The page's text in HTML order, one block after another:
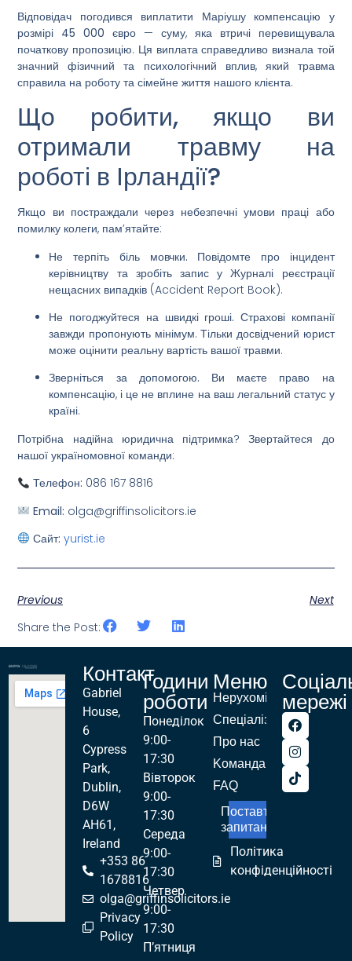
Відповідач погодився виплатити Маріушу компенсацію у
розмірі 45 000 євро — суму, яка втричі перевищувала
початкову пропозицію. Ця виплата справедливо визнала той
значний фізичний та психологічний вплив, який травма
справила на роботу та сімейне життя нашого клієнта.
Що робити, якщо ви
отримали травму на
роботі в Ірландії?
Якщо ви постраждали через небезпечні умови праці або
помилку колеги, пам’ятайте:
Не терпіть біль мовчки. Повідомте про інцидент
керівництву та зробіть запис у Журналі реєстрації
нещасних випадків (Accident Report Book).
Не погоджуйтеся на швидкі гроші. Страхові компанії
завжди пропонують мінімум. Тільки досвідчений юрист
може оцінити реальну вартість вашої травми.
Зверніться за допомогою. Ви маєте право на
компенсацію, і це не вплине на ваш легальний статус у
країні.
Потрібна надійна юридична підтримка? Звертайтеся до
нашої україномовної команди:
Телефон: 086 167 8816
Email: olga@griffinsolicitors.ie
Сайт: yurist.ie
Previous
Next
Share the Post:
Контакт
Gabriel
House,
6
Cypress
Park,
Dublin,
D6W
AH61,
Ireland
+353 86
1678816
olga@griffinsolicitors.ie
Privacy
Policy
Години
роботи
Понеділок
9:00-
17:30
Вівторок
9:00-
17:30
Середа
9:00-
17:30
Четвер
9:00-
17:30
П’ятниця
Меню
Нерухомість
Спеціалізації
Про нас
Kоманда
FAQ
Поставте
запитання!
Політика
конфіденційності
мережі